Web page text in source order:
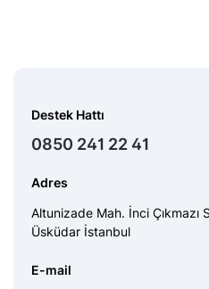
Destek Hattı
0850 241 22 41
Adres
Altunizade Mah. İnci Çıkmazı
Üsküdar İstanbul
E-mail